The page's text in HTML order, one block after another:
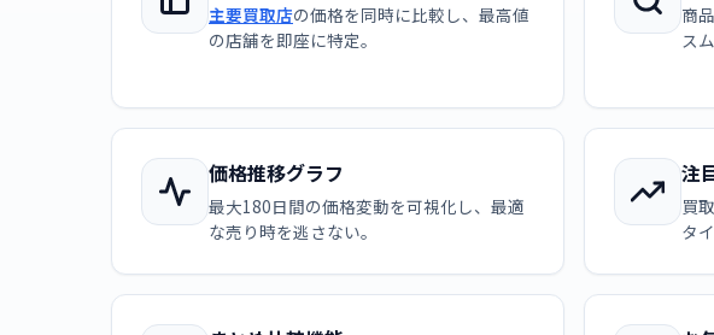
主要買取店の価格を同時に比較し、最高値
の店舗を即座に特定。
商
ス
価格推移グラフ
最大180日間の価格変動を可視化し、最適
な売り時を逃さない。
注
買
タ